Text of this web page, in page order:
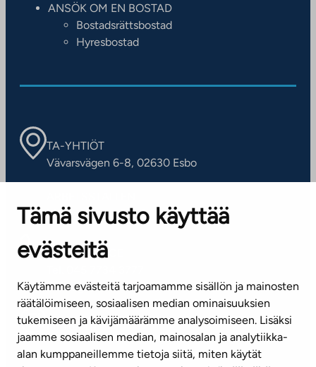
Tämä sivusto käyttää
evästeitä
Käytämme evästeitä tarjoamamme sisällön ja mainosten
räätälöimiseen, sosiaalisen median ominaisuuksien
tukemiseen ja kävijämäärämme analysoimiseen. Lisäksi
jaamme sosiaalisen median, mainosalan ja analytiikka-
alan kumppaneillemme tietoja siitä, miten käytät
ANSÖK OM EN BOSTAD
Bostadsrättsbostad
Hyresbostad
TA-YHTIÖT
Vävarsvägen 6-8, 02630 Esbo
Kontaktinformation
KUNDSERVICE
(vardagar kl. 8–16)
info@ta.fi